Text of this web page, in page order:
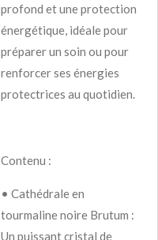
profond et une protection
énergétique, idéale pour
préparer un soin ou pour
renforcer ses énergies
protectrices au quotidien.
Contenu :
• Cathédrale en
tourmaline noire Brutum :
Un puissant cristal de